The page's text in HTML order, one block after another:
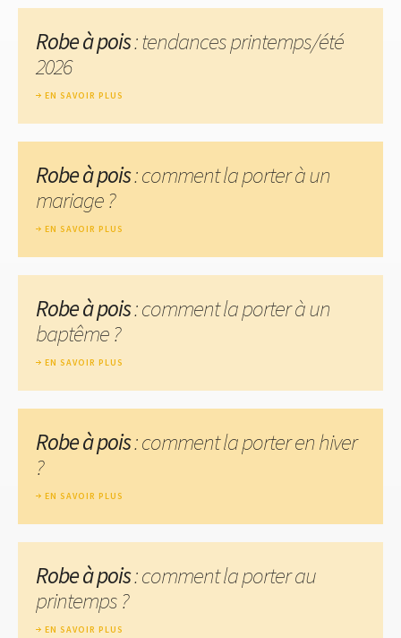
Robe à pois: tendances printemps/été
2026
EN SAVOIR PLUS
Robe à pois: comment la porter à un
mariage ?
EN SAVOIR PLUS
Robe à pois: comment la porter à un
baptême ?
EN SAVOIR PLUS
Robe à pois: comment la porter en hiver
?
EN SAVOIR PLUS
Robe à pois: comment la porter au
printemps ?
EN SAVOIR PLUS